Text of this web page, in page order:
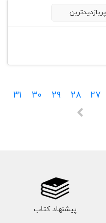
پربازدیدتربن
27
28
29
30
31
پیشنهاد کتاب